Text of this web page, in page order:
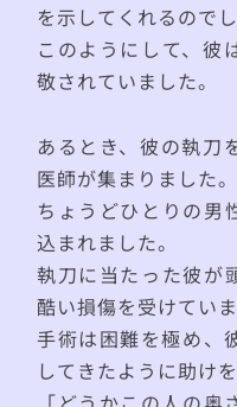
を示してくれるのでし
このようにして、彼
敬されていました。
あるとき、彼の執刀
医師が集まりました。
ちょうどひとりの男
込まれました。
執刀に当たった彼が
酷い損傷を受けていま
手術は困難を極め、
してきたように助け